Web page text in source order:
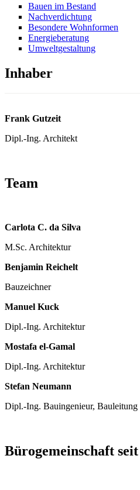
Bauen im Bestand
Nachverdichtung
Besondere Wohnformen
Energieberatung
Umweltgestaltung
Inhaber
Frank Gutzeit
Dipl.-Ing. Architekt
Team
Carlota C. da Silva
M.Sc. Architektur
Benjamin Reichelt
Bauzeichner
Manuel Kuck
Dipl.-Ing. Architektur
Mostafa el-Gamal
Dipl.-Ing. Architektur
Stefan Neumann
Dipl.-Ing. Bauingenieur, Bauleitung
Bürogemeinschaft seit